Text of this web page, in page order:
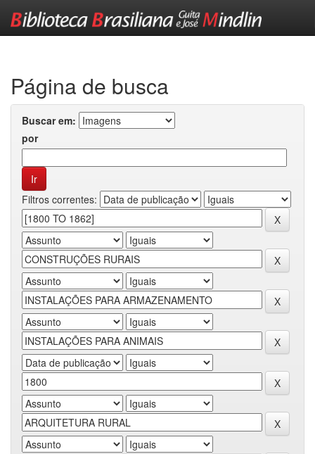
Página de busca
Buscar em:
por
Filtros correntes: